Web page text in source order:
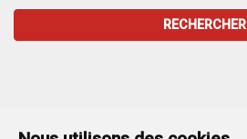
RECHERCHER